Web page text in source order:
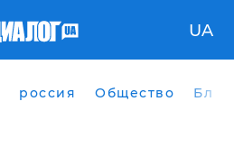
UA
россия Общество